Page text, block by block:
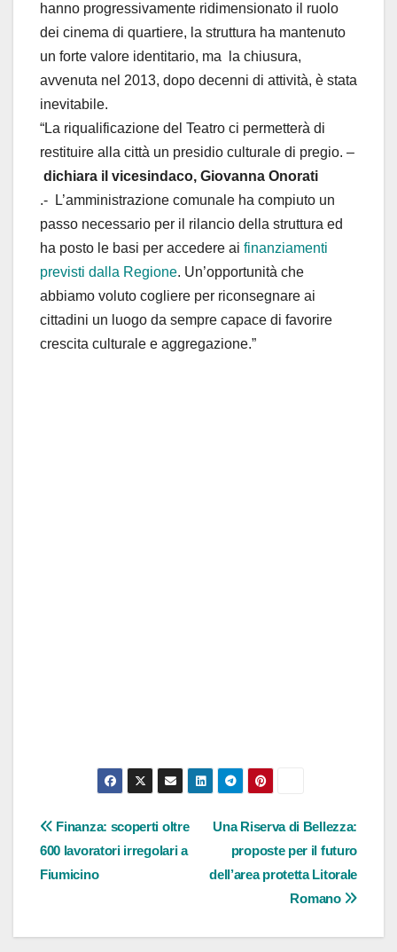
hanno progressivamente ridimensionato il ruolo
dei cinema di quartiere, la struttura ha mantenuto
un forte valore identitario, ma la chiusura,
avvenuta nel 2013, dopo decenni di attività, è stata
inevitabile.
“La riqualificazione del Teatro ci permetterà di
restituire alla città un presidio culturale di pregio. –
dichiara il vicesindaco, Giovanna Onorati
.- L’amministrazione comunale ha compiuto un
passo necessario per il rilancio della struttura ed
ha posto le basi per accedere ai finanziamenti
previsti dalla Regione. Un’opportunità che
abbiamo voluto cogliere per riconsegnare ai
cittadini un luogo da sempre capace di favorire
crescita culturale e aggregazione.”
Navigazione
articoli
Una Riserva di Bellezza:
proposte per il futuro
dell’area protetta Litorale
Romano
Finanza: scoperti oltre
600 lavoratori irregolari a
Fiumicino